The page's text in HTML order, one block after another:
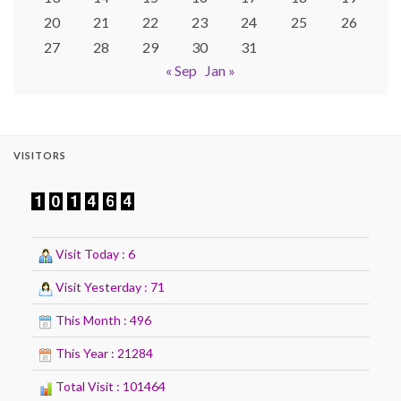
20
21 22 23 24 25
26
27
28 29 30
31
« Sep
Jan »
VISITORS
Visit Today : 6
Visit Yesterday : 71
This Month : 496
This Year : 21284
Total Visit : 101464